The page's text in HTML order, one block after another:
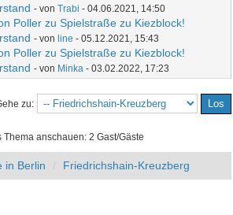
- vonTrabi - 04.06.2021, 14:50
Poller zu Spielstraße zu Kiezblock!
- von line - 05.12.2021, 15:43
Poller zu Spielstraße zu Kiezblock!
- von Minka - 03.02.2022, 17:23
zu:
anschauen: 2 Gast/Gäste
in Berlin Friedrichshain-Kreuzberg